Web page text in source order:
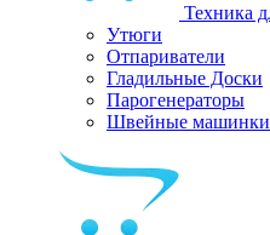
Техника
Утюги
Отпариватели
Гладильные Доски
Парогенераторы
Швейные машинки